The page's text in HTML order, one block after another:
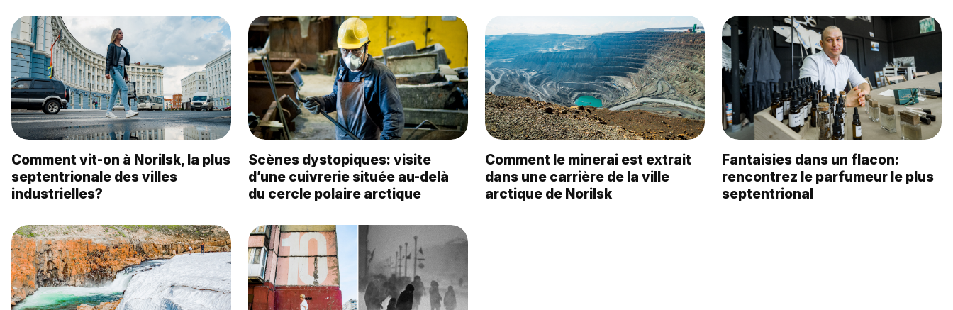
Comment vit-on à Norilsk, la plus
septentrionale des villes
industrielles?
Scènes dystopiques: visite
d’une cuivrerie située au-delà
du cercle polaire arctique
Comment le minerai est extrait
dans une carrière de la ville
arctique de Norilsk
Fantaisies dans un flacon:
rencontrez le parfumeur le plus
septentrional